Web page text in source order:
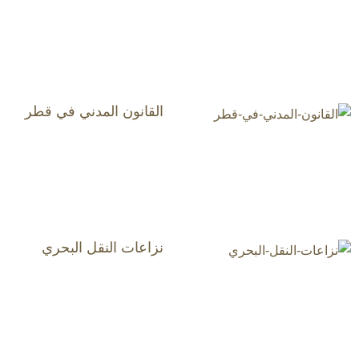
القانون المدني في قطر
نزاعات النقل البحري